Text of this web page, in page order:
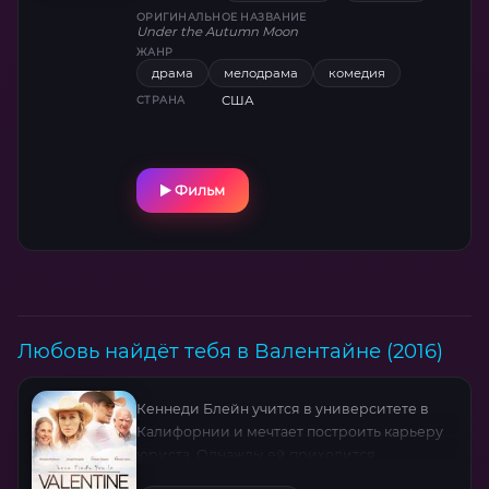
ОРИГИНАЛЬНОЕ НАЗВАНИЕ
Under the Autumn Moon
ЖАНР
драма мелодрама комедия
СТРАНА США
Фильм
Любовь найдёт тебя в Валентайне (2016)
Кеннеди Блейн учится в университете в
Калифорнии и мечтает построить карьеру